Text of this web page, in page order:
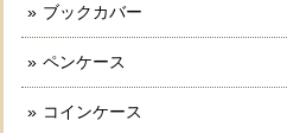
ブックカバー
ペンケース
コインケース